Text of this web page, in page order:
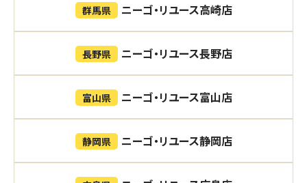
群馬県 ニーゴ・リユース高崎店
長野県 ニーゴ・リユース長野店
富山県 ニーゴ・リユース富山店
静岡県 ニーゴ・リユース静岡店